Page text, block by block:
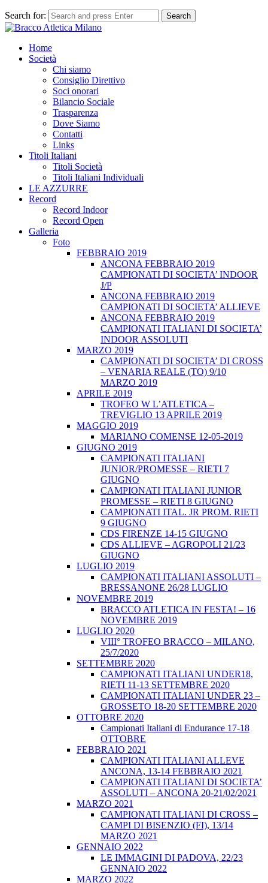
Search for: Search
Home
Società
Chi siamo
Consiglio Direttivo
Soci onorari
Bilancio Sociale
Trasparenza
Dove Siamo
Contatti
Links
Titoli Italiani
Titoli Società
Titoli Italiani Individuali
LE AZZURRE
Record
Record Indoor
Record Open
Galleria
Foto
FEBBRAIO 2019
ANCONA FEBBRAIO 2019
CAMPIONATI DI SOCIETA’ INDOOR
J/P
ANCONA FEBBRAIO 2019
CAMPIONATI DI SOCIETA’ ALLIEVE
ANCONA FEBBRAIO 2019
CAMPIONATI ITALIANI DI SOCIETA’
INDOOR ASSOLUTI
MARZO 2019
CAMPIONATI DI SOCIETA’ DI CROSS
– VENARIA REALE (TO) 9/10
MARZO 2019
APRILE 2019
TROFEO W L’ATLETICA –
TREVIGLIO 13 APRILE 2019
MAGGIO 2019
MARIANO COMENSE 12-05-2019
GIUGNO 2019
CAMPIONATI ITALIANI
JUNIOR/PROMESSE – RIETI 7
GIUGNO
CAMPIONATI ITALIANI JUNIOR
PROMESSE – RIETI 8 GIUGNO
CAMPIONATI ITAL. JR PROM. RIETI
9 GIUGNO
CDS FIRENZE 14-15 GIUGNO
CDS ALLIEVE – AGROPOLI 21/23
GIUGNO
LUGLIO 2019
CAMPIONATI ITALIANI ASSOLUTI –
BRESSANONE 26/28 LUGLIO
NOVEMBRE 2019
BRACCO ATLETICA IN FESTA! – 16
NOVEMBRE 2019
LUGLIO 2020
VIII° TROFEO BRACCO – MILANO,
25/7/2020
SETTEMBRE 2020
CAMPIONATI ITALIANI UNDER18,
RIETI 11-13 SETTEMBRE 2020
CAMPIONATI ITALIANI UNDER 23 –
GROSSETO 18-20 SETTEMBRE 2020
OTTOBRE 2020
Campionati Italiani di Endurance 17-18
OTTOBRE
FEBBRAIO 2021
CAMPIONATI ITALIANI ALLEVE
ANCONA, 13-14 FEBBRAIO 2021
CAMPIONATI ITALIANI DI SOCIETA’
ASSOLUTI – ANCONA 20-21/02/2021
MARZO 2021
CAMPIONATI ITALIANI DI CROSS –
CAMPI DI BISENZIO (FI), 13/14
MARZO 2021
GENNAIO 2022
LE IMMAGINI DI PADOVA, 22/23
GENNAIO 2022
MARZO 2022